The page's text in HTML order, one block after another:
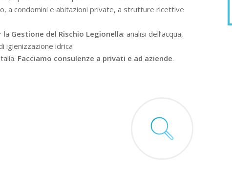
a condomini e abitazioni private, a strutture ricettive
la Gestione del Rischio Legionella: analisi dell’acqua,
igienizzazione idrica
Facciamo consulenze a privati e ad aziende.